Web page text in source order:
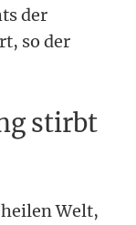
der
so der
stirbt
Welt,